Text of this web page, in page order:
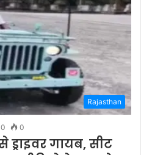
Rajasthan
0 0
गायब, सीट